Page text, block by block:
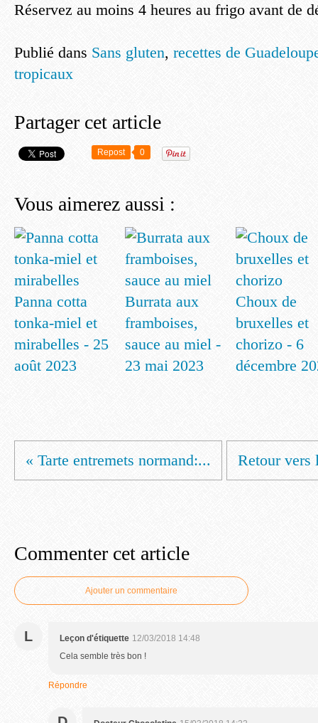
Réservez au moins 4 heures au frigo avant de
Publié dans Sans gluten, recettes de
tropicaux
Partager cet article
Repost 0
Vous aimerez aussi :
Panna cotta
tonka-miel et
mirabelles - 25
août 2023
Burrata aux
framboises,
sauce au miel -
23 mai 2023
Choux de
bruxelles et
chorizo - 6
décembre
« Tarte entremets normand:... Retour vers
Commenter cet article
Ajouter un commentaire
L Leçon d'étiquette 12/03/2018 14:48
Cela semble très bon !
Répondre